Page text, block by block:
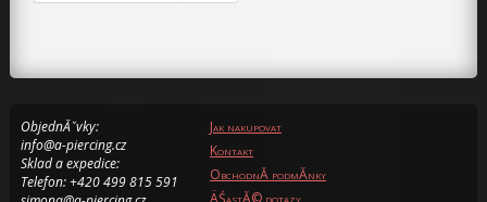
ObjednĂˇvky:
info@a-piercing.cz
Sklad a expedice:
Telefon: +420 499 815 591
Jak nakupovat
Kontakt
ObchodnĂ­ podmĂ­nky
ÄŚastĂ© dotazy